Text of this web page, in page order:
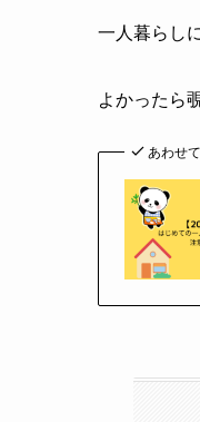
一人暮らし
よかったら
あわせ